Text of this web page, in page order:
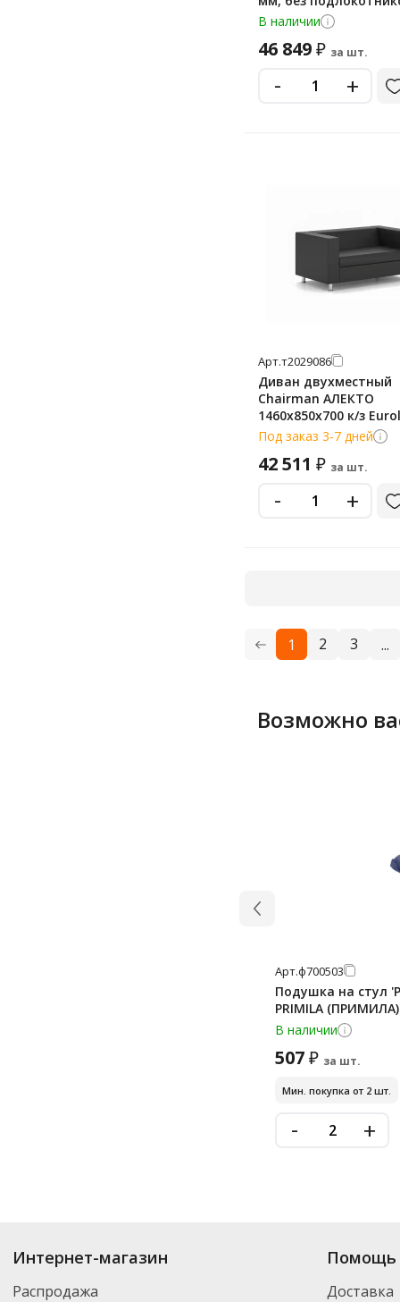
экокожа, голубой
В наличии
46 849₽ за шт.
- +
Арт.т2029086
Диван двухместный
Chairman АЛЕКТО
1460х850х700
Под заказ 3-7 дней
42 511 ₽ за шт.
- +
1 2 3 ...
Возможно
Арт.ф700503
Подушка на стул
PRIMILA (ПРИМИЛА)
В наличии
507₽ за шт.
Мин. покупка от 2 шт.
- +
Купить
. В
Вы можете выбрать нужный товар и добавить его в корзину для
партнерской транспортной компанией DPD. Для постоянных
Интернет-магазин
Распродажа
Помощь
Доставка